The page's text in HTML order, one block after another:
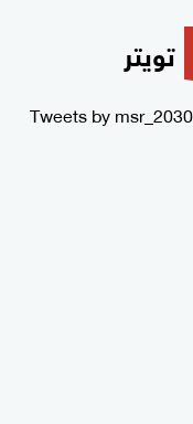
تويتر
Tweets by msr_2030